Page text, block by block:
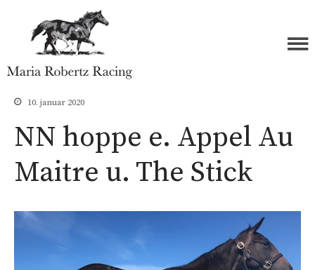
Åringer 2025
Åringer 2024
Åringer 2023
Åringer 2020
Åringer 2019
10. januar 2020
NN hoppe e. Appel Au
Maitre u. The Stick